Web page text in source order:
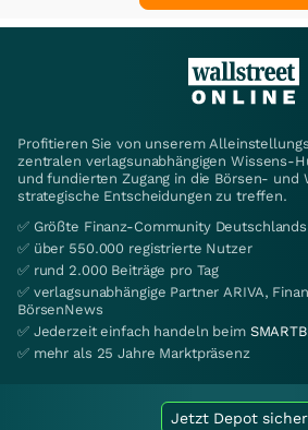
Profitieren Sie von unserem
zentralen verlagsunabhängigen Wissens-
und fundierten Zugang in die Börsen- und
strategische Entscheidungen zu treffen.
✅ Größte Finanz-Community Deutschlands
✅ über 550.000 registrierte Nutzer
✅ rund 2.000 Beiträge pro Tag
✅ verlagsunabhängige Partner ARIVA,
BörsenNews
✅ Jederzeit einfach handeln beim
✅ mehr als 25 Jahre Marktpräsenz
Jetzt Depot